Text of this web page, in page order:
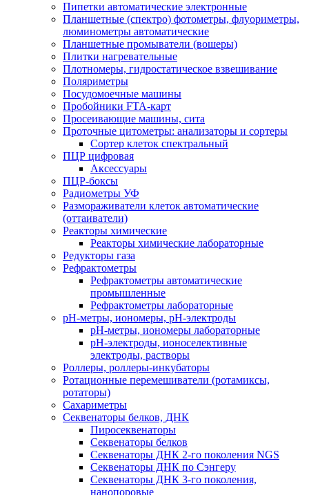
Пипетки автоматические электронные
Планшетные (спектро) фотометры, флуориметры,
люминометры автоматические
Планшетные промыватели (вошеры)
Плитки нагревательные
Плотномеры, гидростатическое взвешивание
Поляриметры
Посудомоечные машины
Пробойники FTA-карт
Просеивающие машины, сита
Проточные цитометры: анализаторы и сортеры
Сортер клеток спектральный
ПЦР цифровая
Аксессуары
ПЦР-боксы
Радиометры УФ
Размораживатели клеток автоматические
(оттаиватели)
Реакторы химические
Реакторы химические лабораторные
Редукторы газа
Рефрактометры
Рефрактометры автоматические
промышленные
Рефрактометры лабораторные
рН-метры, иономеры, рН-электроды
рН-метры, иономеры лабораторные
рН-электроды, ионоселективные
электроды, растворы
Роллеры, роллеры-инкубаторы
Ротационные перемешиватели (ротамиксы,
ротаторы)
Сахариметры
Секвенаторы белков, ДНК
Пиросеквенаторы
Секвенаторы белков
Секвенаторы ДНК 2-го поколения NGS
Секвенаторы ДНК по Сэнгеру
Секвенаторы ДНК 3-го поколения,
нанопоровые